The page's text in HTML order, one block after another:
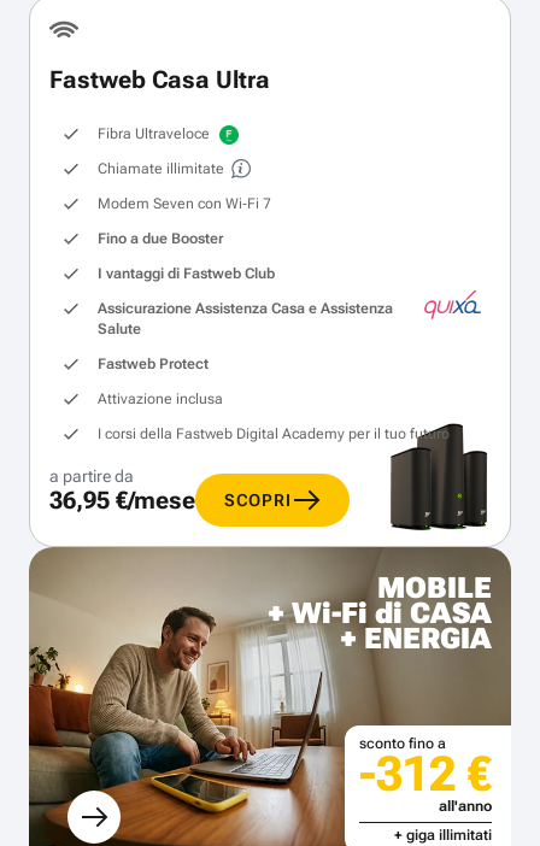
Fastweb Casa Ultra
Fibra Ultraveloce
Chiamate illimitate
Modem Seven con Wi‑Fi 7
Fino a due Booster
I vantaggi di Fastweb Club
Assicurazione Assistenza Casa e Assistenza
Salute
Fastweb Protect
Attivazione inclusa
I corsi della Fastweb Digital Academy per il tuo futuro
a partire da
36,95 €/mese SCOPRI
MOBILE
+ Wi-Fi di CASA
+ ENERGIA
sconto fino a
-312 €
all'anno
+ giga illimitati